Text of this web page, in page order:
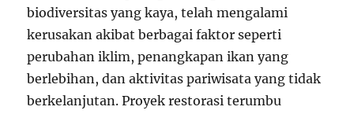
biodiversitas yang kaya, telah mengalami
kerusakan akibat berbagai faktor seperti
perubahan iklim, penangkapan ikan yang
berlebihan, dan aktivitas pariwisata yang tidak
berkelanjutan. Proyek restorasi terumbu